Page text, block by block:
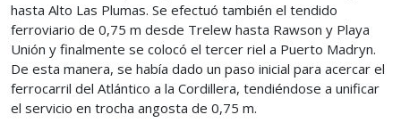
hasta Alto Las Plumas. Se efectuó también el tendido
ferroviario de 0,75 m desde Trelew hasta Rawson y Playa
Unión y finalmente se colocó el tercer riel a Puerto Madryn.
De esta manera, se había dado un paso inicial para acercar el
ferrocarril del Atlántico a la Cordillera, tendiéndose a unificar
el servicio en trocha angosta de 0,75 m.